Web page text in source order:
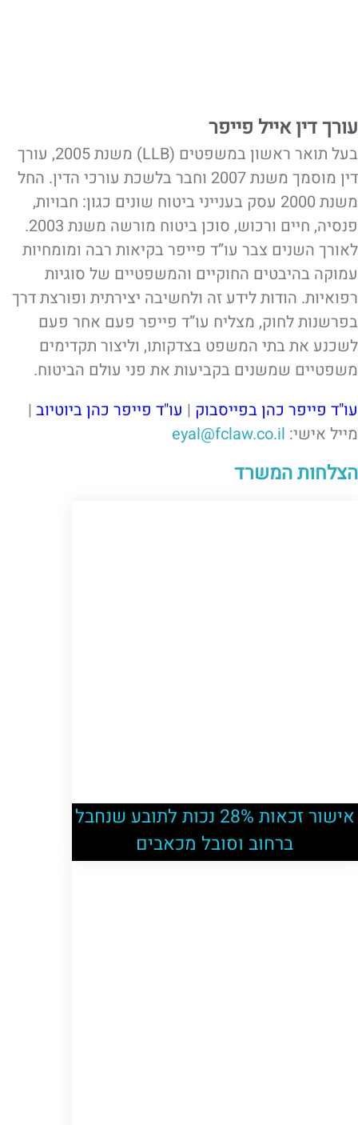
עורך דין אייל פייפר
בעל תואר ראשון במשפטים (LLB) משנת 2005, עורך
דין מוסמך משנת 2007 וחבר בלשכת עורכי הדין. החל
משנת 2000 עסק בענייני ביטוח שונים כגון: חבויות,
פנסיה, חיים ורכוש, סוכן ביטוח מורשה משנת 2003.
לאורך השנים צבר עו”ד פייפר בקיאות רבה ומומחיות
עמוקה בהיבטים החוקיים והמשפטיים של סוגיות
רפואיות. הודות לידע זה ולחשיבה יצירתית ופורצת דרך
בפרשנות לחוק, מצליח עו”ד פייפר פעם אחר פעם
לשכנע את בתי המשפט בצדקותו, וליצור תקדימים
משפטיים שמשנים בקביעות את פני עולם הביטוח.
עו"ד פייפר כהן בפייסבוק | עו"ד פייפר כהן ביוטיוב |
מייל אישי: eyal@fclaw.co.il
הצלחות המשרד
אישור זכאות 28% נכות לתובע שנחבל
ברחוב וסובל מכאבים